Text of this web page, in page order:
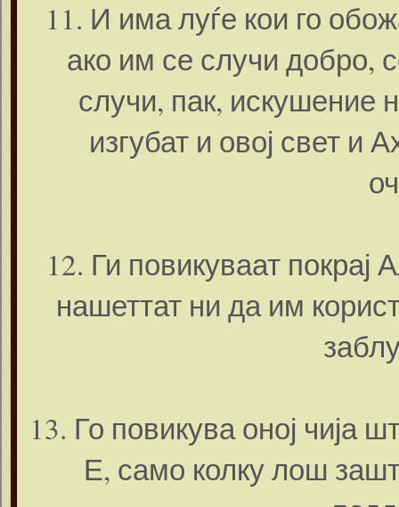
11. И има луѓе кои го
ако им се случи добро,
случи, пак, искушение
изгубат и овој свет и
12. Ги повикуваат
нашеттат ни да им
13. Го повикува оној чија
Е, само колку лош